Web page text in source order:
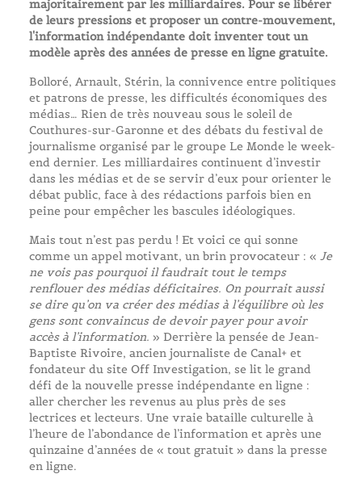
majoritairement par les milliardaires. Pour se libérer
de leurs pressions et proposer un contre-mouvement,
l'information indépendante doit inventer tout un
modèle après des années de presse en ligne gratuite.
Bolloré, Arnault, Stérin, la connivence entre politiques
et patrons de presse, les difficultés économiques des
médias… Rien de très nouveau sous le soleil de
Couthures-sur-Garonne et des débats du festival de
journalisme organisé par le groupe Le Monde le week-
end dernier. Les milliardaires continuent d’investir
dans les médias et de se servir d’eux pour orienter le
débat public, face à des rédactions parfois bien en
peine pour empêcher les bascules idéologiques.
Mais tout n’est pas perdu ! Et voici ce qui sonne
comme un appel motivant, un brin provocateur : « Je
ne vois pas pourquoi il faudrait tout le temps
renflouer des médias déficitaires. On pourrait aussi
se dire qu’on va créer des médias à l’équilibre où les
gens sont convaincus de devoir payer pour avoir
accès à l’information. » Derrière la pensée de Jean-
Baptiste Rivoire, ancien journaliste de Canal+ et
fondateur du site Off Investigation, se lit le grand
défi de la nouvelle presse indépendante en ligne :
aller chercher les revenus au plus près de ses
lectrices et lecteurs. Une vraie bataille culturelle à
l’heure de l’abondance de l’information et après une
quinzaine d’années de « tout gratuit » dans la presse
en ligne.